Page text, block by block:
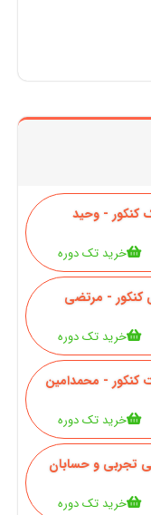
کنکور - وحید
خرید تک دوره
کنکور - مرتضی
خرید تک دوره
کنکور - محمدامین
خرید تک دوره
تجربی و حسابان
خرید تک دوره